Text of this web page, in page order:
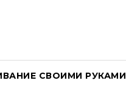
СВОИМИ РУКАМИ